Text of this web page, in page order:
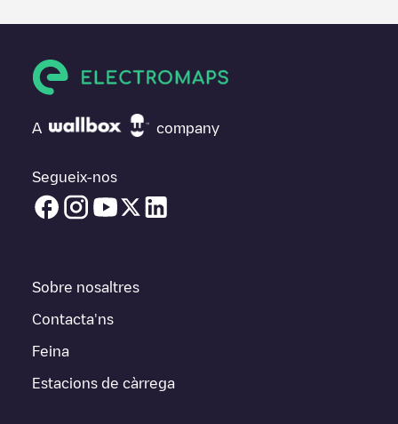
A company
Segueix-nos
Sobre nosaltres
Contacta'ns
Feina
Estacions de càrrega